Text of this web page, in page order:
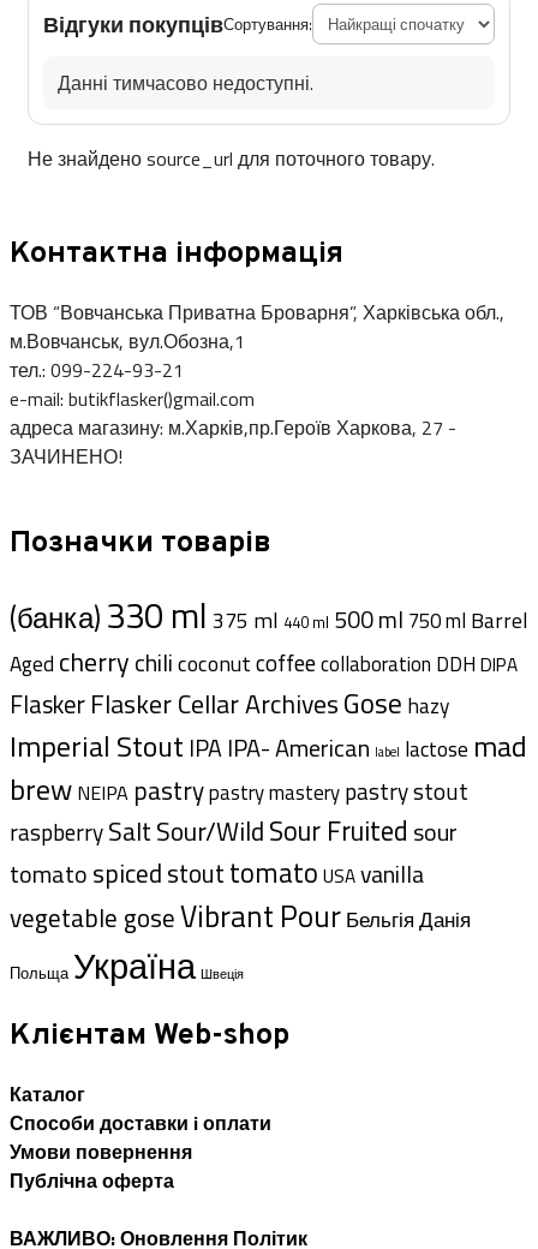
Відгуки покупцівСортування:
Данні тимчасово недоступні.
Не знайдено source_url для поточного товару.
Контактна інформація
ТОВ “Вовчанська Приватна Броварня”, Харківська обл.,
м.Вовчанськ, вул.Обозна,1
тел.: 099-224-93-21
e-mail: butikflasker()gmail.com
адреса магазину: м.Харків,пр.Героїв Харкова, 27 -
ЗАЧИНЕНО!
Позначки товарів
(банка)330 ml 375 ml 440 ml 500 ml 750 ml Barrel
Aged cherrychilicoconutcoffeecollaboration DDH DIPA
FlaskerFlasker Cellar ArchivesGose hazy
Imperial Stout IPA IPA- American label lactose mad
brew NEIPA pastrypastry masterypastry stout
raspberrySaltSour/WildSour Fruited sour
tomatospicedstouttomato USAvanilla
vegetable goseVibrant PourБельгіяДанія
Польща Україна Швеція
Клієнтам Web-shop
Каталог
Способи доставки i оплати
Умови повернення
Публічна оферта
ВАЖЛИВО: Оновлення Політик